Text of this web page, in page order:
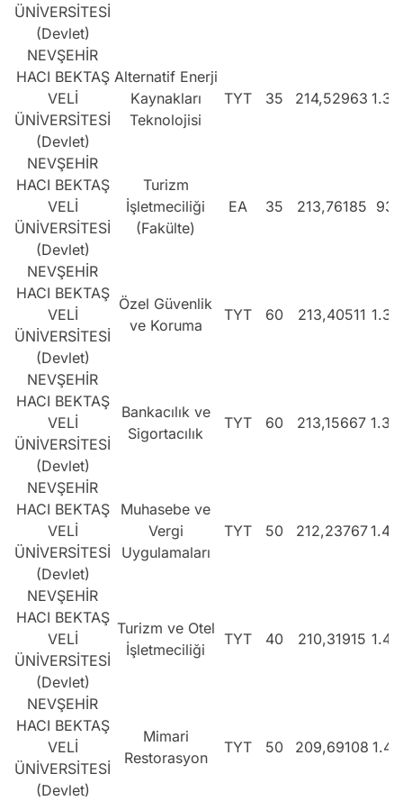
ÜNİVERSİTESİ
(Devlet)
NEVŞEHİR
HACI BEKTAŞ
VELİ
ÜNİVERSİTESİ
(Devlet)
Alternatif Enerji
Kaynakları
Teknolojisi
TYT 35 214,52963
NEVŞEHİR
HACI BEKTAŞ
VELİ
ÜNİVERSİTESİ
(Devlet)
Turizm
İşletmeciliği
(Fakülte)
EA 35 213,76185
NEVŞEHİR
HACI BEKTAŞ
VELİ
ÜNİVERSİTESİ
(Devlet)
Özel Güvenlik
ve Koruma
TYT 60 213,40511
NEVŞEHİR
HACI BEKTAŞ
VELİ
ÜNİVERSİTESİ
(Devlet)
Bankacılık ve
Sigortacılık
TYT 60 213,15667
NEVŞEHİR
HACI BEKTAŞ
VELİ
ÜNİVERSİTESİ
(Devlet)
Muhasebe ve
Vergi
Uygulamaları
TYT 50 212,23767
NEVŞEHİR
HACI BEKTAŞ
VELİ
ÜNİVERSİTESİ
(Devlet)
Turizm ve Otel
İşletmeciliği
TYT 40 210,31915
NEVŞEHİR
HACI BEKTAŞ
VELİ
ÜNİVERSİTESİ
(Devlet)
Mimari
Restorasyon
TYT 50 209,69108